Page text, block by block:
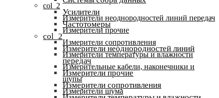
col_2
Измерители неоднородностей линий передач
Измерители прочие
Измерители сопротивления
Измерители температуры и влажности
Измерительные кабели, наконечники и
щупы
Измерители шума
Усилители
Частотомеры
col_2
Измерители неоднородностей линий
передач
Измерители прочие
Измерители сопротивления